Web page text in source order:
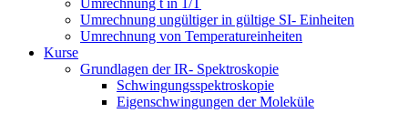
Umrechnung t in 1/T
Umrechnung ungültiger in gültige SI- Einheiten
Umrechnung von Temperatureinheiten
Kurse
Grundlagen der IR- Spektroskopie
Schwingungsspektroskopie
Eigenschwingungen der Moleküle